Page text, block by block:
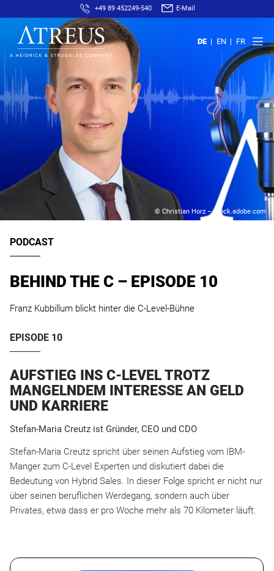
+49 89 452249-540 E-Mail
DE EN FR
© Christian Horz – stock.adobe.com
PODCAST
BEHIND THE C – EPISODE 10
Franz Kubbillum blickt hinter die C-Level-Bühne
EPISODE 10
AUFSTIEG INS C-LEVEL TROTZ
MANGELNDEM INTERESSE AN GELD
UND KARRIERE
Stefan-Maria Creutz ist Gründer, CEO und CDO
Stefan-Maria Creutz spricht über seinen Aufstieg vom IBM-
Manger zum C-Level Experten und diskutiert dabei die
Bedeutung von Hybrid Sales. In dieser Folge spricht er nicht nur
über seinen beruflichen Werdegang, sondern auch über
Privates, etwa dass er pro Woche mehr als 70 Kilometer läuft.